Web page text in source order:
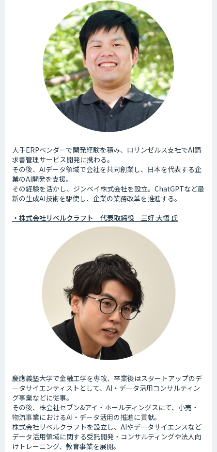
大手ERPベンダーで開発経験を積み、ロサンゼルス支社でAI請
求書管理サービス開発に携わる。
その後、AIデータ領域で会社を共同創業し、日本を代表する企
業のAI開発を支援。
その経験を活かし、ジンベイ株式会社を設立。ChatGPTなど最
新の生成AI技術を駆使し、企業の業務改革を推進する。
・株式会社リベルクラフト 代表取締役 三好 大悟 氏
慶應義塾大学で金融工学を専攻、卒業後はスタートアップのデ
ータサイエンティストとして、AI・データ活用コンサルティン
グ事業などに従事。
その後、株会社セブン&アイ・ホールディングスにて、小売・
物流事業におけるAI・データ活用の推進に貢献。
株式会社リベルクラフトを設立し、AIやデータサイエンスなど
データ活用領域に関する受託開発・コンサルティングや法人向
けトレーニング、教育事業を展開。